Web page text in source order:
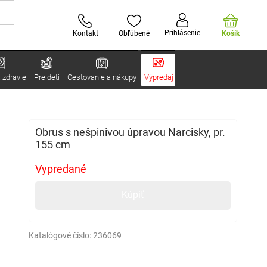
Kontakt Obľúbené Prihlásenie Košík
zdravie Pre deti Cestovanie a nákupy Výpredaj
Obrus s nešpinivou úpravou Narcisky, pr.
155 cm
Vypredané
Katalógové číslo:236069